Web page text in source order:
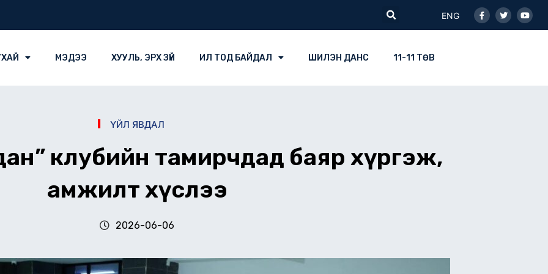
Search
ENG
f
МЭДЭЭ ХУУЛЬ, ЭРХ ЗҮЙ ИЛ ТОД БАЙДАЛ ШИЛЭН ДАНС 11-11 ТӨВ
ҮЙЛ ЯВДАЛ
клубийн тамирчдад баяр хүргэж,
амжилт хүслээ
2026-06-06